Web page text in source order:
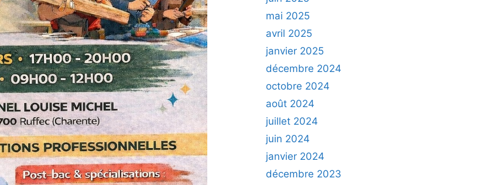
mai 2025
avril 2025
janvier 2025
décembre 2024
octobre 2024
août 2024
juillet 2024
juin 2024
janvier 2024
décembre 2023